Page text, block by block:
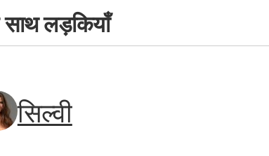
लड़कियाँ
सिल्वी